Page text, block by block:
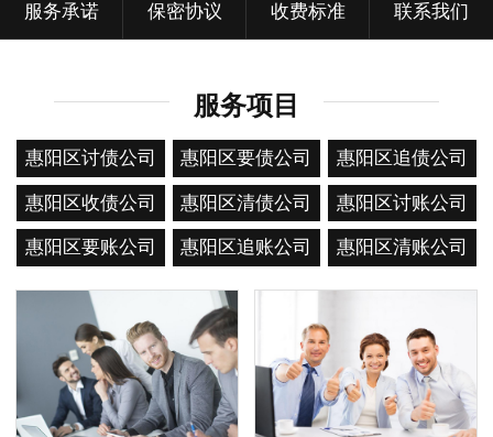
服务承诺 保密协议 收费标准 联系我们
服务项目
惠阳区讨债公司 惠阳区要债公司 惠阳区追债公司
惠阳区收债公司 惠阳区清债公司 惠阳区讨账公司
惠阳区要账公司 惠阳区追账公司 惠阳区清账公司